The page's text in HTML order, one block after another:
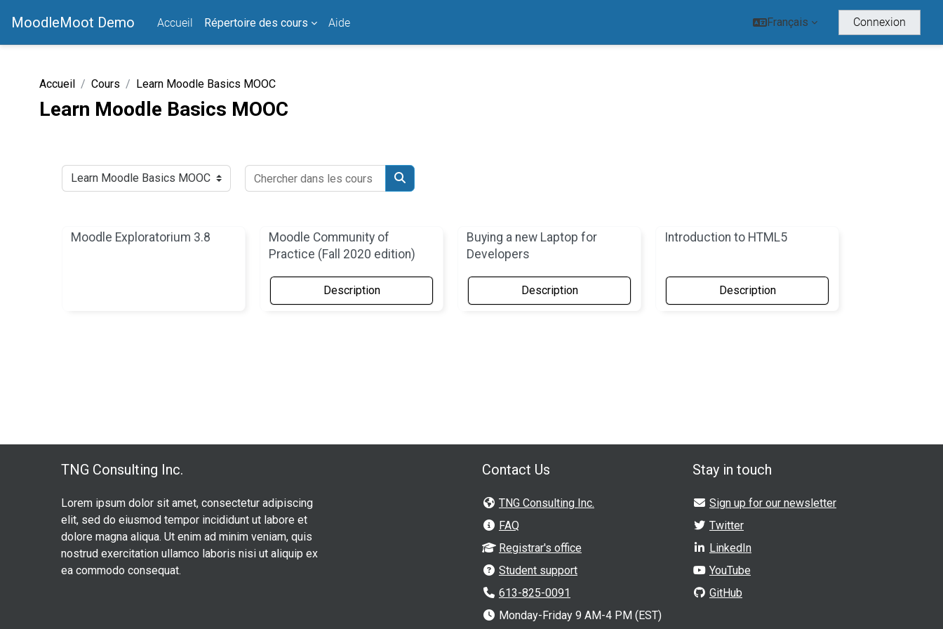
MoodleMoot Demo Accueil Répertoire des cours Aide Français Connexion
Accueil Cours Learn Moodle Basics MOOC
Learn Moodle Basics MOOC
Catégories de cours
Chercher dans les cours Chercher dans les cours
Moodle Exploratorium 3.8
Moodle Community of
Practice (Fall 2020 edition)
Description
Buying a new Laptop for
Developers
Description
Introduction to HTML5
Description
TNG Consulting Inc.
Lorem ipsum dolor sit amet, consectetur adipiscing
elit, sed do eiusmod tempor incididunt ut labore et
dolore magna aliqua. Ut enim ad minim veniam, quis
nostrud exercitation ullamco laboris nisi ut aliquip ex
ea commodo consequat.
Contact Us
TNG Consulting Inc.
FAQ
Registrar's office
Student support
613-825-0091
Monday-Friday 9 AM-4 PM (EST)
Stay in touch
Sign up for our newsletter
Twitter
LinkedIn
YouTube
GitHub